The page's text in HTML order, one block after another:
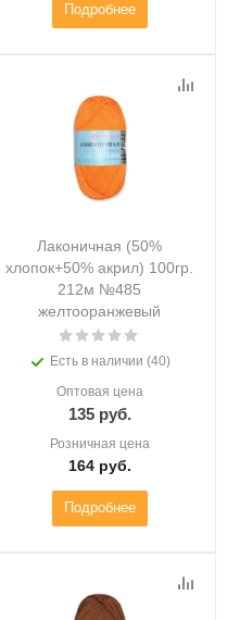
Подробнее
Лаконичная (50%
хлопок+50% акрил) 100гр.
212м №485
желтооранжевый
Есть в наличии (40)
Оптовая цена
135руб.
Розничная цена
164руб.
Подробнее